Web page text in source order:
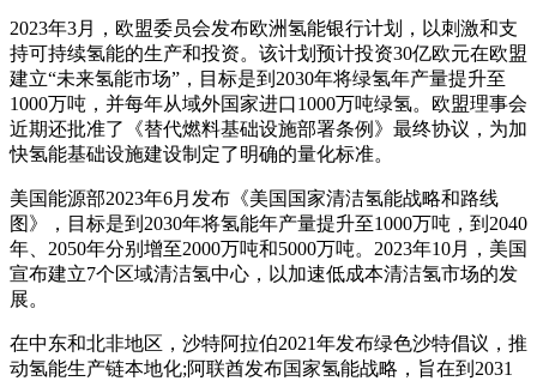
2023年3月，欧盟委员会发布欧洲氢能银行计划，以刺激和支
持可持续氢能的生产和投资。该计划预计投资30亿欧元在欧盟
建立“未来氢能市场”，目标是到2030年将绿氢年产量提升至
1000万吨，并每年从域外国家进口1000万吨绿氢。欧盟理事会
近期还批准了《替代燃料基础设施部署条例》最终协议，为加
快氢能基础设施建设制定了明确的量化标准。
美国能源部2023年6月发布《美国国家清洁氢能战略和路线
图》，目标是到2030年将氢能年产量提升至1000万吨，到2040
年、2050年分别增至2000万吨和5000万吨。2023年10月，美国
宣布建立7个区域清洁氢中心，以加速低成本清洁氢市场的发
展。
在中东和北非地区，沙特阿拉伯2021年发布绿色沙特倡议，推
动氢能生产链本地化;阿联酋发布国家氢能战略，旨在到2031